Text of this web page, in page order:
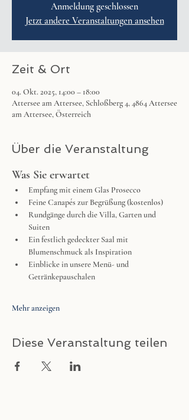
Anmeldung geschlossen
Jetzt andere Veranstaltungen ansehen
Zeit & Ort
04. Okt. 2025, 14:00 – 18:00
Attersee am Attersee, Schloßberg 4, 4864 Attersee
am Attersee, Österreich
Über die Veranstaltung
Was Sie erwartet
Empfang mit einem Glas Prosecco
Feine Canapés zur Begrüßung (kostenlos)
Rundgänge durch die Villa, Garten und
Suiten
Ein festlich gedeckter Saal mit
Blumenschmuck als Inspiration
Einblicke in unsere Menü- und
Getränkepauschalen
Mehr anzeigen
Diese Veranstaltung teilen